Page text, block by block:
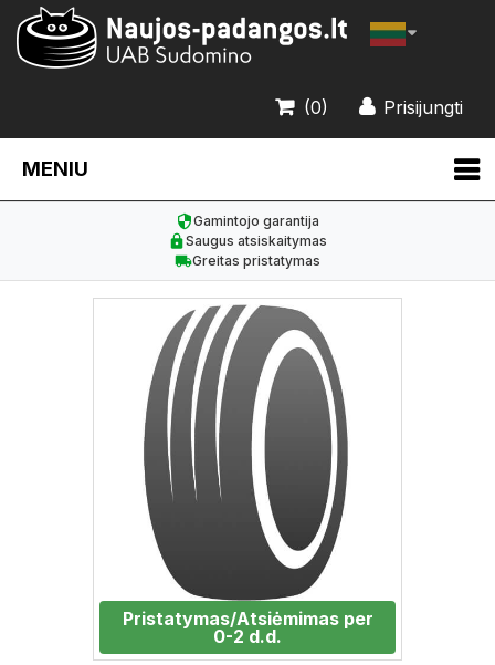
Prisijungti
(0)
MENIU
Gamintojo garantija
Saugus atsiskaitymas
Greitas pristatymas
Pristatymas/Atsiėmimas per
0-2 d.d.